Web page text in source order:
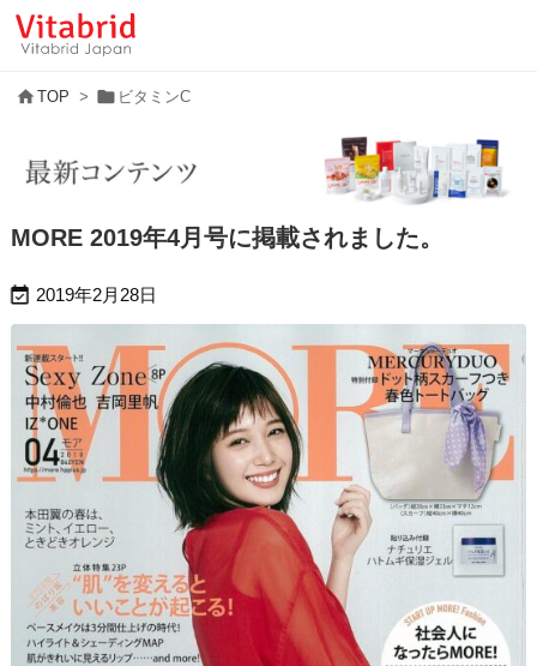
 TOP >  ビタミンC
MORE 2019年4月号に掲載されました。
 2019年2月28日